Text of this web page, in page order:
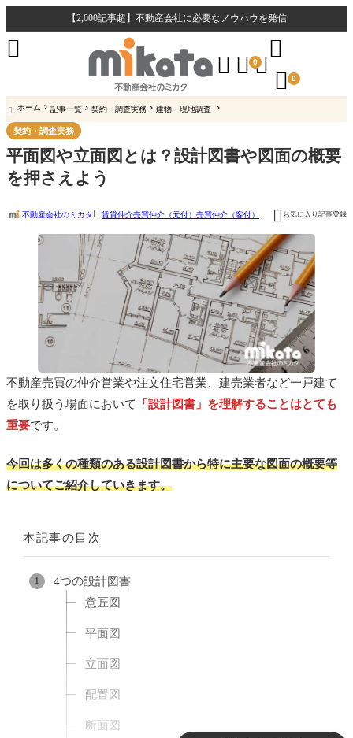
【2,000記事超】不動産会社に必要なノウハウを発信
  0

 0

 ホーム 記事一覧 契約・調査実務 建物・現地調査
契約・調査実務
平面図や立面図とは？設計図書や図面の概要
を押さえよう
不動産会社のミカタ  賃貸仲介売買仲介（元付） 売買仲介（客付）  お気に入り記事登録
不動産売買の仲介営業や注文住宅営業、建売業者など一戸建て
を取り扱う場面において
「設計図書」を理解することはとても
重要です。
今回は多くの種類のある設計図書から特に主要な図面の概要等
についてご紹介していきます。
本記事の目次
4つの設計図書
意匠図
平面図
立面図
配置図
断面図